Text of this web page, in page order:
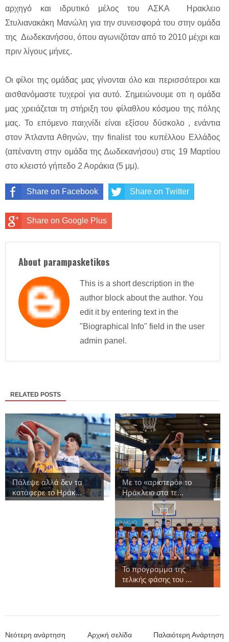
αρχηγό και ιδρυτικό μέλος του ΑΣΚΑ Ηρακλειο
Στυλιανακάκη Μανώλη για την συνεισφορά του στην ομάδα
της Δωδεκανήσου, όπου αγωνιζόταν από το 2010 μέχρι και
πριν λίγους μήνες.
Οι φίλοι της ομάδας μας γίνονται όλο και περισσότεροι και
αισθανόμαστε τυχεροί για αυτό. Σημειώνουμε οτι η ομάδα
μας χρειάζεται τη στήριξη του φίλαθλου κόσμου της πόλης
μας. Το επόμενο παιχνίδι είναι εξίσου δύσκολο , ενάντια
στον Άτλαντα Αθηνών, την finalist του κυπέλλου Ελλάδος
(απέναντη στην ομάδα της Δωδεκανήσου) στις 19 Μαρτίου
στο κλειστό γήπεδο 2 Αοράκια (5 μμ).
Share on Facebook Share on Twitter
Share on Google Plus
About parampasketikos
This is a short description in the
author block about the author. You
edit it by entering text in the
"Biographical Info" field in the user
admin panel.
RELATED POSTS
Πάλεψε αλλά δεν τα
κατάφερε το Ηράκ...
Με το «αριστερό» το
Ηράκλειο στα τε...
Το πρόγραμμα της
τελικής φάσης του ...
Νεότερη ανάρτηση Παλαιότερη Ανάρτηση
Αρχική σελίδα